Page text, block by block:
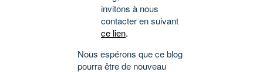
invitons à nous
contacter en suivant
ce lien.
Nous espérons que ce blog
pourra être de nouveau